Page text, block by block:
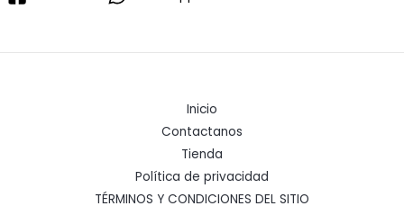
Inicio
Contactanos
Tienda
Política de privacidad
TÉRMINOS Y CONDICIONES DEL SITIO